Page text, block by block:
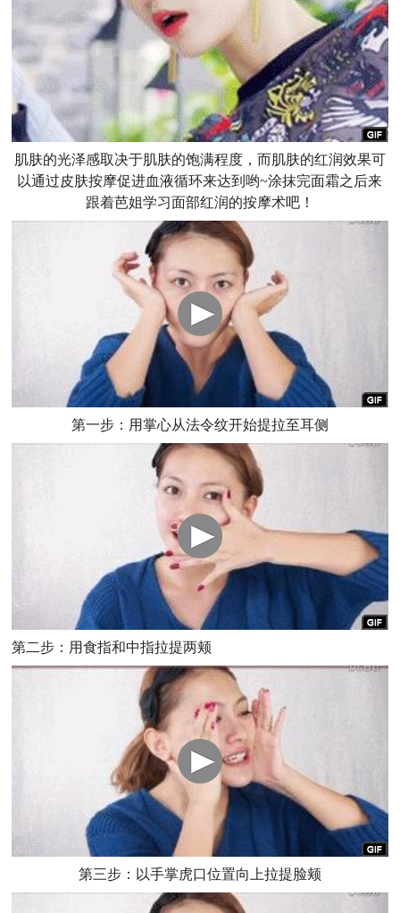
肌肤的光泽感取决于肌肤的饱满程度，而肌肤的红润效果可
以通过皮肤按摩促进血液循环来达到哟~涂抹完面霜之后来
跟着芭姐学习面部红润的按摩术吧！
第一步：用掌心从法令纹开始提拉至耳侧
第二步：用食指和中指拉提两颊
第三步：以手掌虎口位置向上拉提脸颊